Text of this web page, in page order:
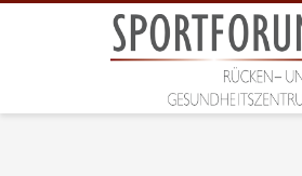
SPORTFORUM
D-90762 Fürth